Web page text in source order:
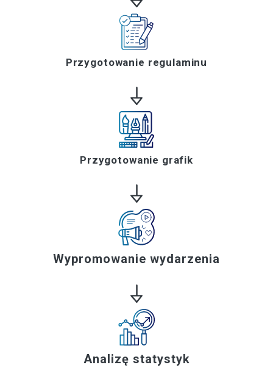
Przygotowanie regulaminu
Przygotowanie grafik
Wypromowanie wydarzenia
Analizę statystyk